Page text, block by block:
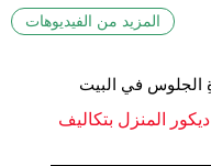
المزيد من الفيديوهات
الجلوس في البيت
المنزل بتكاليف